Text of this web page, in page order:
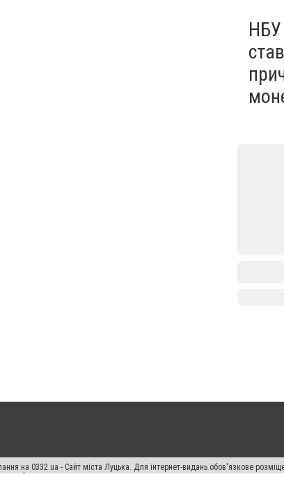
НБУ
на 0332.ua - Сайт міста Луцька. Для інтернет-видань обов'язкове
Законом.